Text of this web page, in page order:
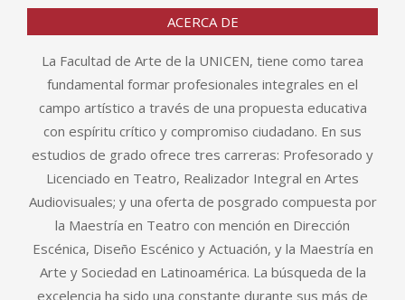
ACERCA DE
La Facultad de Arte de la UNICEN, tiene como tarea
fundamental formar profesionales integrales en el
campo artístico a través de una propuesta educativa
con espíritu crítico y compromiso ciudadano. En sus
estudios de grado ofrece tres carreras: Profesorado y
Licenciado en Teatro, Realizador Integral en Artes
Audiovisuales; y una oferta de posgrado compuesta por
la Maestría en Teatro con mención en Dirección
Escénica, Diseño Escénico y Actuación, y la Maestría en
Arte y Sociedad en Latinoamérica. La búsqueda de la
excelencia ha sido una constante durante sus más de